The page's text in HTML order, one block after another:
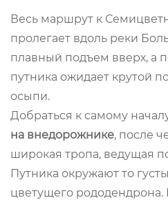
Весь маршрут к
пролегает вдоль реки
плавный подъем вверх, а
путника ожидает крутой
осыпи.
Добраться к самому
на внедорожнике, после
широкая тропа, ведущая
Путника окружают то
цветущего рододендрона.